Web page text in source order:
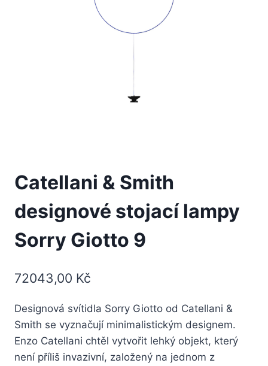
Catellani & Smith
designové stojací lampy
Sorry Giotto 9
72043,00 Kč
Designová svítidla Sorry Giotto od Catellani &
Smith se vyznačují minimalistickým designem.
Enzo Catellani chtěl vytvořit lehký objekt, který
není příliš invazivní, založený na jednom z